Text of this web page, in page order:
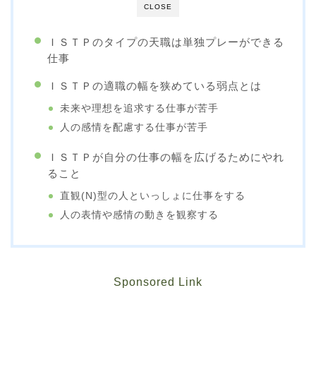
CLOSE
ＩＳＴＰのタイプの天職は単独プレーができる
仕事
ＩＳＴＰの適職の幅を狭めている弱点とは
未来や理想を追求する仕事が苦手
人の感情を配慮する仕事が苦手
ＩＳＴＰが自分の仕事の幅を広げるためにやれ
ること
直観(N)型の人といっしょに仕事をする
人の表情や感情の動きを観察する
Sponsored Link